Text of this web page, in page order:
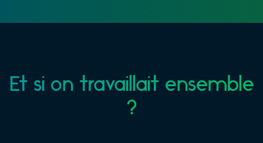
Et si on travaillait ensemble
?